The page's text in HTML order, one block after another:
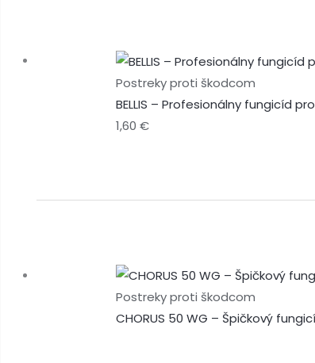
Postreky proti škodcom
BELLIS – Profesionálny fungicíd
1,60€
Postreky proti škodcom
CHORUS 50 WG – Špičkový